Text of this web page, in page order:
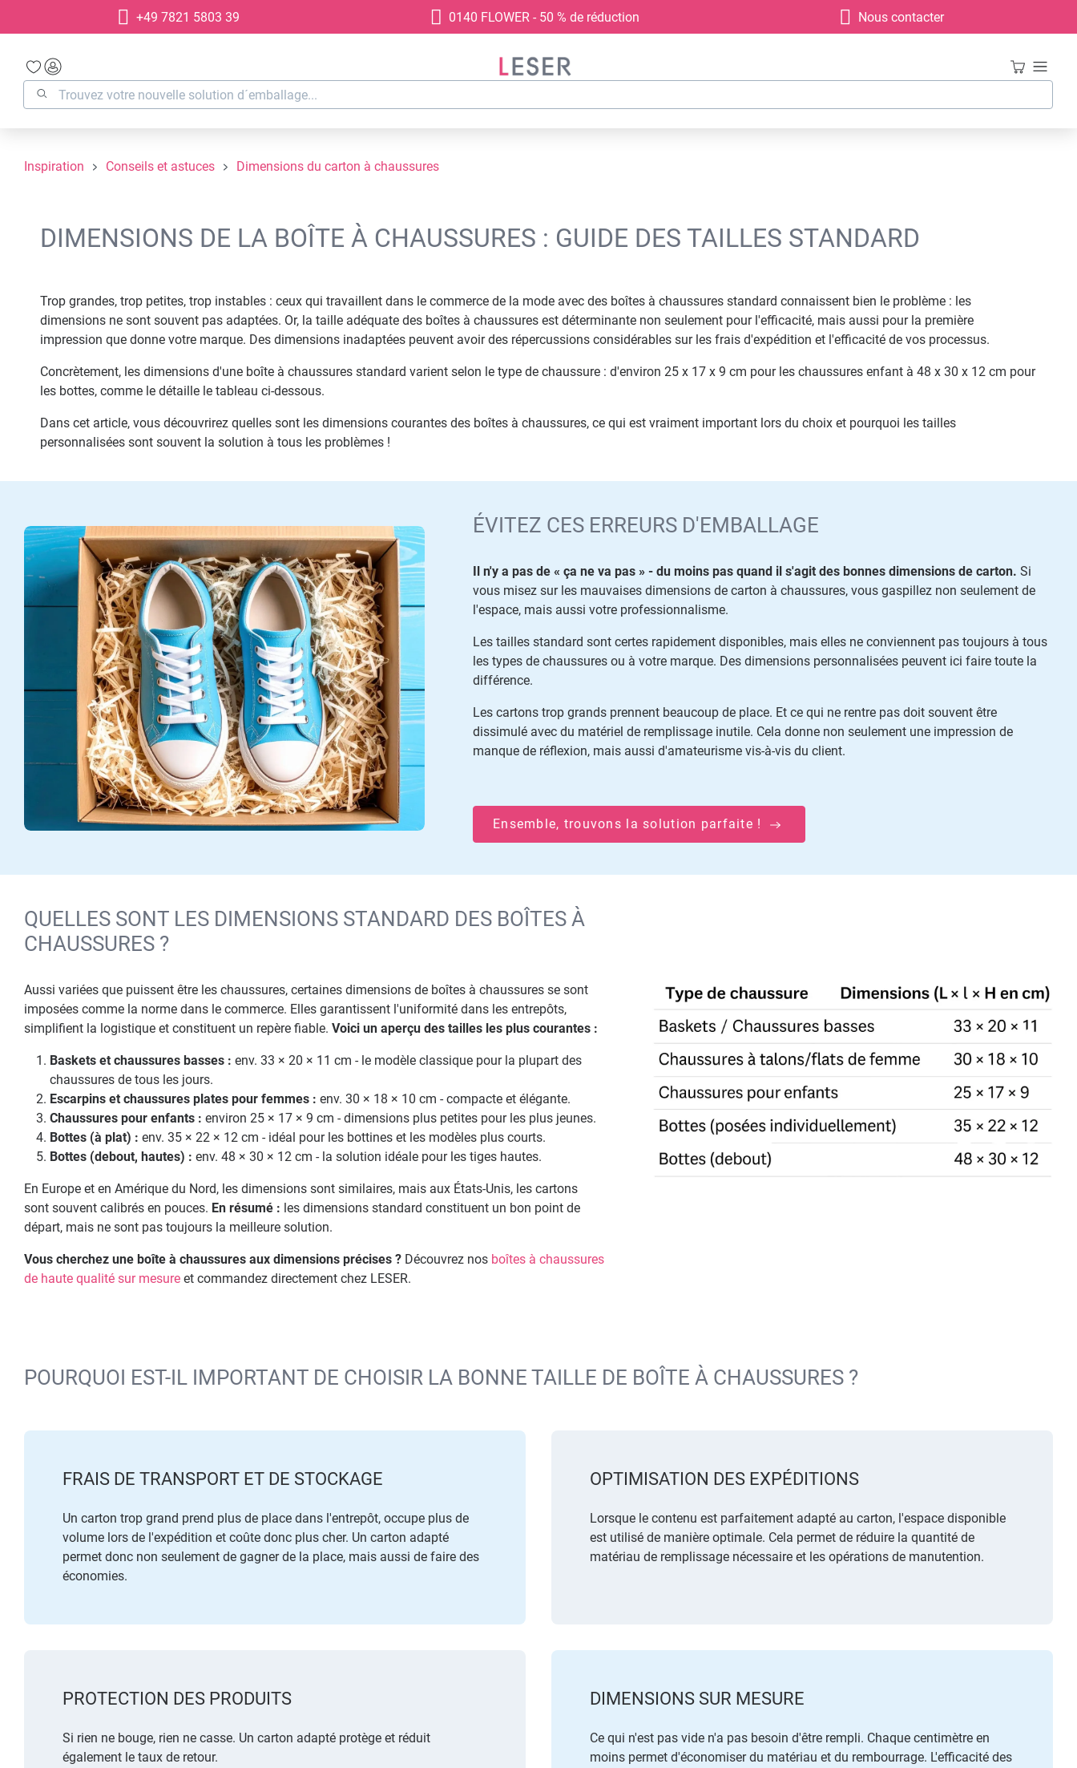
Passer à la navigation principale
+49 7821 5803 39 0140 FLOWER - 50 % de réduction Nous contacter
Inspiration Conseils et astuces Dimensions du carton à chaussures
DIMENSIONS DE LA BOÎTE À CHAUSSURES : GUIDE DES TAILLES STANDARD
Trop grandes, trop petites, trop instables : ceux qui travaillent dans le commerce de la mode avec des boîtes à chaussures standard connaissent bien le problème : les
dimensions ne sont souvent pas adaptées. Or, la taille adéquate des boîtes à chaussures est déterminante non seulement pour l'efficacité, mais aussi pour la première
impression que donne votre marque. Des dimensions inadaptées peuvent avoir des répercussions considérables sur les frais d'expédition et l'efficacité de vos processus.
Concrètement, les dimensions d'une boîte à chaussures standard varient selon le type de chaussure : d'environ 25 x 17 x 9 cm pour les chaussures enfant à 48 x 30 x 12 cm pour
les bottes, comme le détaille le tableau ci-dessous.
Dans cet article, vous découvrirez quelles sont les dimensions courantes des boîtes à chaussures, ce qui est vraiment important lors du choix et pourquoi les tailles
personnalisées sont souvent la solution à tous les problèmes !
ÉVITEZ CES ERREURS D'EMBALLAGE
Il n'y a pas de « ça ne va pas » - du moins pas quand il s'agit des bonnes dimensions de carton. Si
vous misez sur les mauvaises dimensions de carton à chaussures, vous gaspillez non seulement de
l'espace, mais aussi votre professionnalisme.
Les tailles standard sont certes rapidement disponibles, mais elles ne conviennent pas toujours à tous
les types de chaussures ou à votre marque. Des dimensions personnalisées peuvent ici faire toute la
différence.
Les cartons trop grands prennent beaucoup de place. Et ce qui ne rentre pas doit souvent être
dissimulé avec du matériel de remplissage inutile. Cela donne non seulement une impression de
manque de réflexion, mais aussi d'amateurisme vis-à-vis du client.
Ensemble, trouvons la solution parfaite !
QUELLES SONT LES DIMENSIONS STANDARD DES BOÎTES À
CHAUSSURES ?
Aussi variées que puissent être les chaussures, certaines dimensions de boîtes à chaussures se sont
imposées comme la norme dans le commerce. Elles garantissent l'uniformité dans les entrepôts,
simplifient la logistique et constituent un repère fiable. Voici un aperçu des tailles les plus courantes :
Baskets et chaussures basses : env. 33 × 20 × 11 cm - le modèle classique pour la plupart des
chaussures de tous les jours.
Escarpins et chaussures plates pour femmes : env. 30 × 18 × 10 cm - compacte et élégante.
Chaussures pour enfants : environ 25 × 17 × 9 cm - dimensions plus petites pour les plus jeunes.
Bottes (à plat) : env. 35 × 22 × 12 cm - idéal pour les bottines et les modèles plus courts.
Bottes (debout, hautes) : env. 48 × 30 × 12 cm - la solution idéale pour les tiges hautes.
En Europe et en Amérique du Nord, les dimensions sont similaires, mais aux États-Unis, les cartons
sont souvent calibrés en pouces. En résumé : les dimensions standard constituent un bon point de
départ, mais ne sont pas toujours la meilleure solution.
Vous cherchez une boîte à chaussures aux dimensions précises ? Découvrez nos boîtes à chaussures
de haute qualité sur mesure et commandez directement chez LESER.
POURQUOI EST-IL IMPORTANT DE CHOISIR LA BONNE TAILLE DE BOÎTE À CHAUSSURES ?
FRAIS DE TRANSPORT ET DE STOCKAGE
Un carton trop grand prend plus de place dans l'entrepôt, occupe plus de
volume lors de l'expédition et coûte donc plus cher. Un carton adapté
permet donc non seulement de gagner de la place, mais aussi de faire des
économies.
OPTIMISATION DES EXPÉDITIONS
Lorsque le contenu est parfaitement adapté au carton, l'espace disponible
est utilisé de manière optimale. Cela permet de réduire la quantité de
matériau de remplissage nécessaire et les opérations de manutention.
PROTECTION DES PRODUITS
Si rien ne bouge, rien ne casse. Un carton adapté protège et réduit
également le taux de retour.
DIMENSIONS SUR MESURE
Ce qui n'est pas vide n'a pas besoin d'être rempli. Chaque centimètre en
moins permet d'économiser du matériau et du rembourrage. L'efficacité des